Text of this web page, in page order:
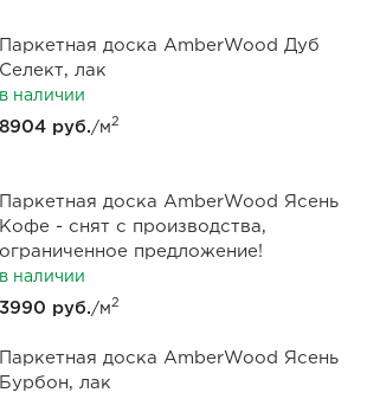
Паркетная доска AmberWood Дуб
Селект, лак
в наличии
8904 руб. /м2
Паркетная доска AmberWood Ясень
Кофе - снят с производства,
ограниченное предложение!
в наличии
3990 руб. /м2
Паркетная доска AmberWood Ясень
Бурбон, лак